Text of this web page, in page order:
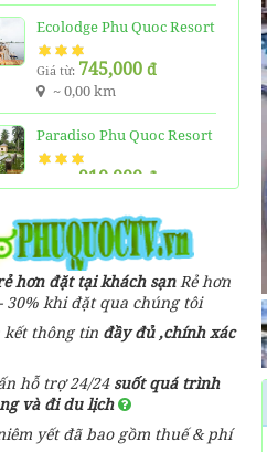
Ecolodge Phu Quoc Resort
Giá từ: 745,000 đ
~ 0,00 km
Paradiso Phu Quoc Resort
910,000 đ
HAVEDA Resort
Giá từ: 1,000,000đ
~ 0,00 km
Quốc
1,600,000
~ 0,00 km
hơn đặt tại khách sạnRẻ hơn
30% khi đặt qua chúng tôi
kết thông tin đầy đủ ,chính xác
hỗ trợ 24/24 suốt quá trình
và đi du lịch
yết đã bao gồm thuế & phí